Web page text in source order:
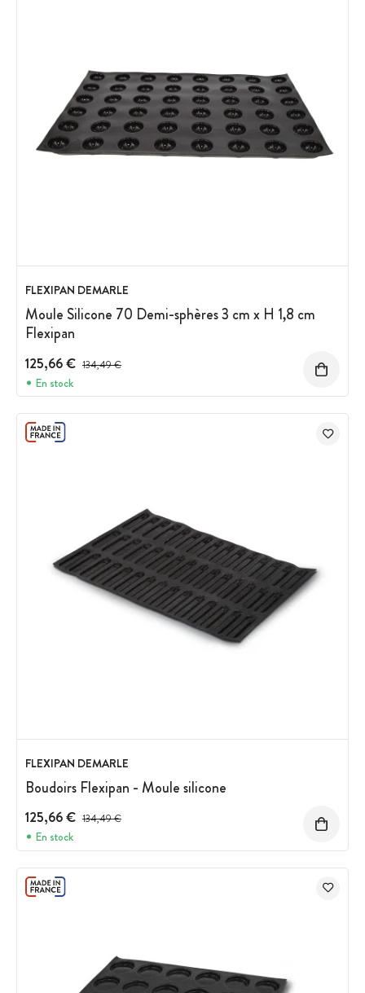
FLEXIPAN DEMARLE
Moule Silicone 70 Demi-sphères 3 cm x H 1,8 cm
Flexipan
125,66 € Prix avant réduction :
134,49 €
En stock
FLEXIPAN DEMARLE
Boudoirs Flexipan - Moule silicone
125,66 € Prix avant réduction :
134,49 €
En stock